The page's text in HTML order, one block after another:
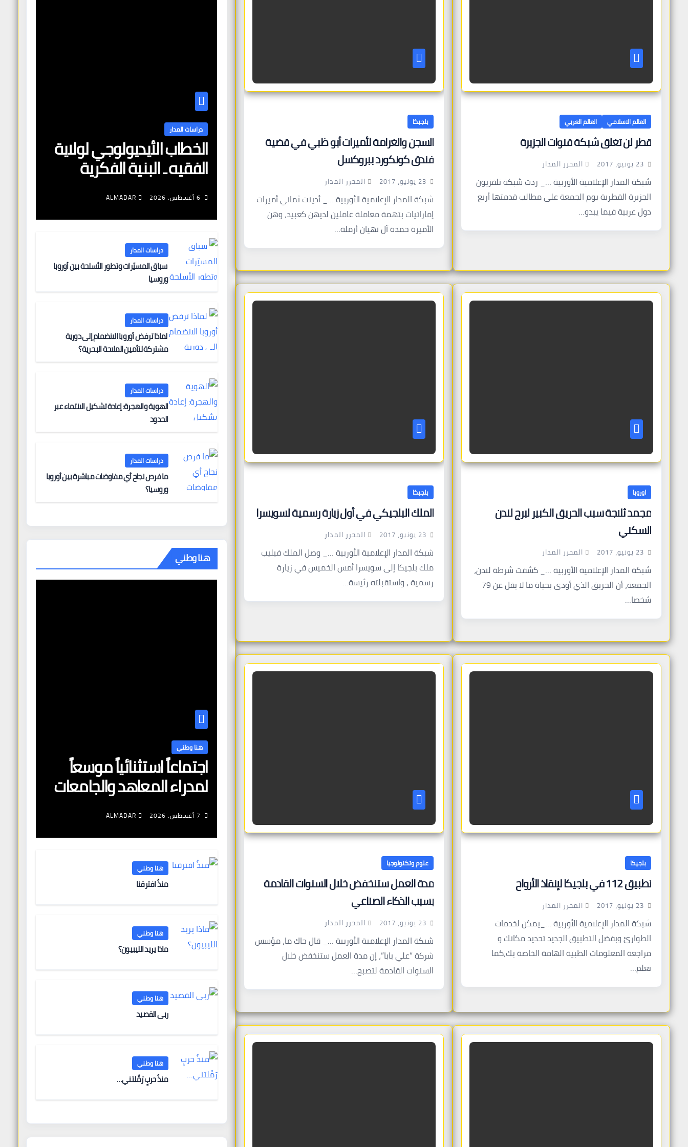
العالم الاسلامي العالم العربي
قطر لن تغلق شبكة قنوات الجزيرة
23 يونيو، 2017 المحرر المدار
شبكة المدار الإعلامية الأوربية …_ ردت شبكة تلفزيون
الجزيرة القطرية يوم الجمعة على مطالب قدمتها أربع
دول عربية فيما يبدو…
بلجيكا
السجن والغرامة لأميرات أبو ظبي في قضية
فندق كونكورد ببروكسل
23 يونيو، 2017 المحرر المدار
شبكة المدار الإعلامية الأوربية …_ أدينت ثماني أميرات
إماراتيات بتهمة معاملة عاملين لديهن كعبيد، وهن
الأميرة حمدة آل نهيان أرملة…
اوروبا
مجمد ثلاجة سبب الحريق الكبير لبرج لندن
السكني
23 يونيو، 2017 المحرر المدار
شبكة المدار الإعلامية الأوربية …_ كشفت شرطة لندن،
الجمعة، أن الحريق الذي أودى بحياة ما لا يقل عن 79
شخصا…
بلجيكا
الملك البلجيكي في أول زيارة رسمية لسويسرا
23 يونيو، 2017 المحرر المدار
شبكة المدار الإعلامية الأوربية …_ وصل الملك فيليب
ملك بلجيكا إلى سويسرا أمس الخميس في زيارة
رسمية ، واستقبلته رئيسة…
بلجيكا
تطبيق 112 في بلجيكا لإنقاذ الأرواح
23 يونيو، 2017 المحرر المدار
شبكة المدار الإعلامية الأوربية …_يمكن لخدمات
الطوارئ وبفضل التطبيق الجديد تحديد مكانك و
مراجعة المعلومات الطبية الهامة الخاصة بك،كما
نعلم…
علوم وتكنولوجيا
مدة العمل ستنخفض خلال السنوات القادمة
بسبب الذكاء الصناعي
23 يونيو، 2017 المحرر المدار
شبكة المدار الإعلامية الأوربية …_ قال جاك ما، مؤسس
شركة “علي بابا”، إن مدة العمل ستنخفض خلال
السنوات القادمة لتصبح…
دراسات المدار
الخطاب الأيديولوجي لولاية
الفقيه ـ البنية الفكرية
وآليات التعبئة
6 أغسطس، 2026 ALMADAR
دراسات المدار
سباق المسيّرات وتطور الأسلحة بين أوروبا
وروسيا
دراسات المدار
لماذا ترفض أوروبا الانضمام إلى دورية
مشتركة لتأمين الملاحة البحرية؟
دراسات المدار
الهوية والهجرة: إعادة تشكيل الانتماء عبر
الحدود
دراسات المدار
ما فرص نجاح أي مفاوضات مباشرة بين أوروبا
وروسيا؟
هنا وطني
هنا وطني
اجتماعاً استثنائياً موسعاً
لمدراء المعاهد والجامعات
الخاصة وأعضاء الجمعية
العمومية للنقابة العامة
لمؤسسات التعليم والتدريب
الخاص في ليبيا
7 أغسطس، 2026 ALMADAR
هنا وطني
منذُ افترقنا
هنا وطني
ماذا يريد الليبيون؟
هنا وطني
ربى القصيد
هنا وطني
منذُ حربٍ رَمَّلتني…